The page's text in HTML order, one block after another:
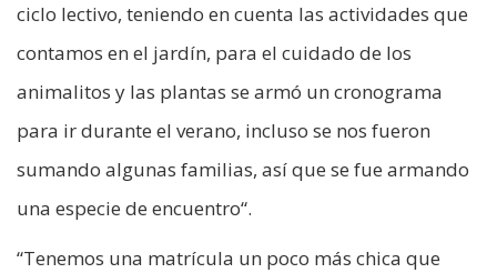
ciclo lectivo, teniendo en cuenta las actividades que
contamos en el jardín, para el cuidado de los
animalitos y las plantas se armó un cronograma
para ir durante el verano, incluso se nos fueron
sumando algunas familias, así que se fue armando
una especie de encuentro“.
“Tenemos una matrícula un poco más chica que